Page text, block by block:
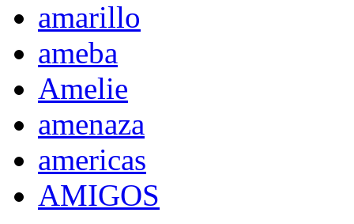
amarillo
ameba
Amelie
amenaza
americas
AMIGOS